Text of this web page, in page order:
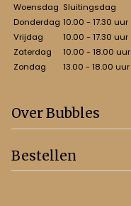
Woensdag Sluitingsdag
Donderdag 10.00 - 17.30 uur
Vrijdag
10.00 - 17.30 uur
Zaterdag
10.00 - 18.00 uur
Zondag
13.00 - 18.00 uur
Over Bubbles
Bestellen